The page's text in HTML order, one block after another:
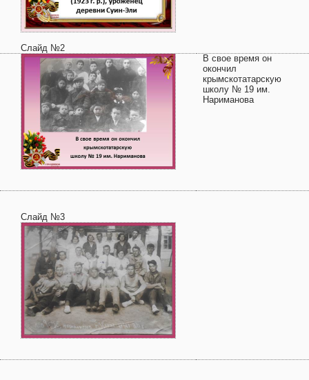
Слайд №2
В свое время он
окончил
крымскотатарскую
школу № 19 им.
Нариманова
Слайд №3